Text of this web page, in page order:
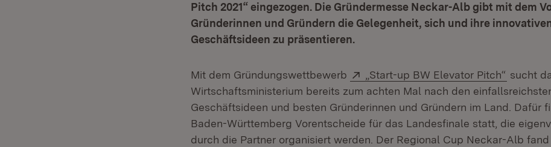
Pitch 2021“ eingezogen. Die Gründermesse Neckar-Alb gibt mit dem
Gründerinnen und Gründern die Gelegenheit, sich und ihre
Geschäftsideen zu präsentieren.
Mit dem Gründungswettbewerb Extern:
„Start-up BW Elevator Pitch“ (Öffnet
sucht
Wirtschaftsministerium bereits zum achten Mal nach den
Geschäftsideen und besten Gründerinnen und Gründern im Land. Dafür
Baden-Württemberg Vorentscheide für das Landesfinale statt, die
durch die Partner organisiert werden. Der Regional Cup Neckar-Alb fand